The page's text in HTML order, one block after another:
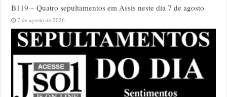
B119 – Quatro sepultamentos em Assis neste dia 7 de agosto
7 de agosto de 2026